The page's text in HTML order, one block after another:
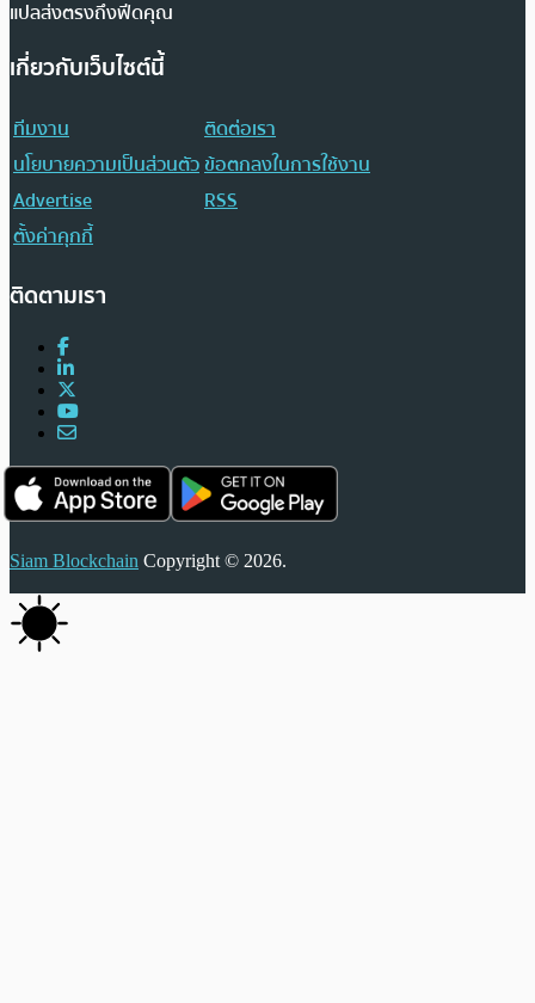
แปลส่งตรงถึงฟีดคุณ
เกี่ยวกับเว็บไซต์นี้
ทีมงาน
ติดต่อเรา
นโยบายความเป็นส่วนตัวข้อตกลงในการใช้งาน
Advertise
RSS
ตั้งค่าคุกกี้
ติดตามเรา
Siam Blockchain Copyright © 2026.